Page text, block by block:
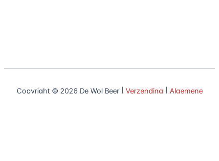
Copyright © 2026 De Wol Beer | Verzending
Algemene